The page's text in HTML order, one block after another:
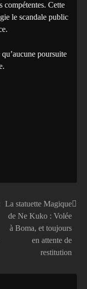
compétentes. Cette
le scandale public
poursuite
La statuette Magique
de Ne Kuko : Volée
à Boma, et toujours
en attente de
restitution